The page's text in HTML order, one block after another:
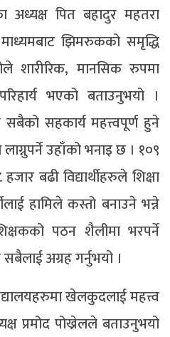
अध्यक्ष पित बहादुर महतरा
झिमरुकको समृद्धि
शारीरिक, मानसिक रुपमा
भएको बताउनुभयो ।
सहकार्य महत्त्वपूर्ण हुने
उहाँको भनाइ छ । १०९
बढी विद्यार्थीहरुले शिक्षा
हामिले कस्तो बनाउने भन्ने
पठन शैलीमा भरपर्ने
अग्रह गर्नुभयो ।
खेलकुदलाई महत्त्व
प्रमोद पोख्रेलले बताउनुभयो